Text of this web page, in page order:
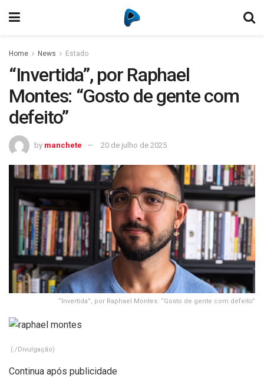
Home News Estado
“Invertida”, por Raphael
Montes: “Gosto de gente com
defeito”
by manchete 20 de julho de 2025
“Invertida”, por Raphael Montes: “Gosto de gente com defeito”
(./Divulgação)
Continua após publicidade